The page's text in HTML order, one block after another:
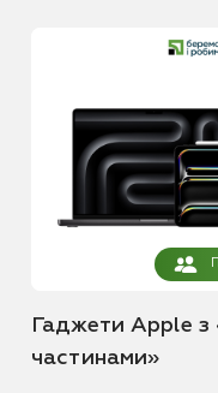
Гаджети Apple
частинами»